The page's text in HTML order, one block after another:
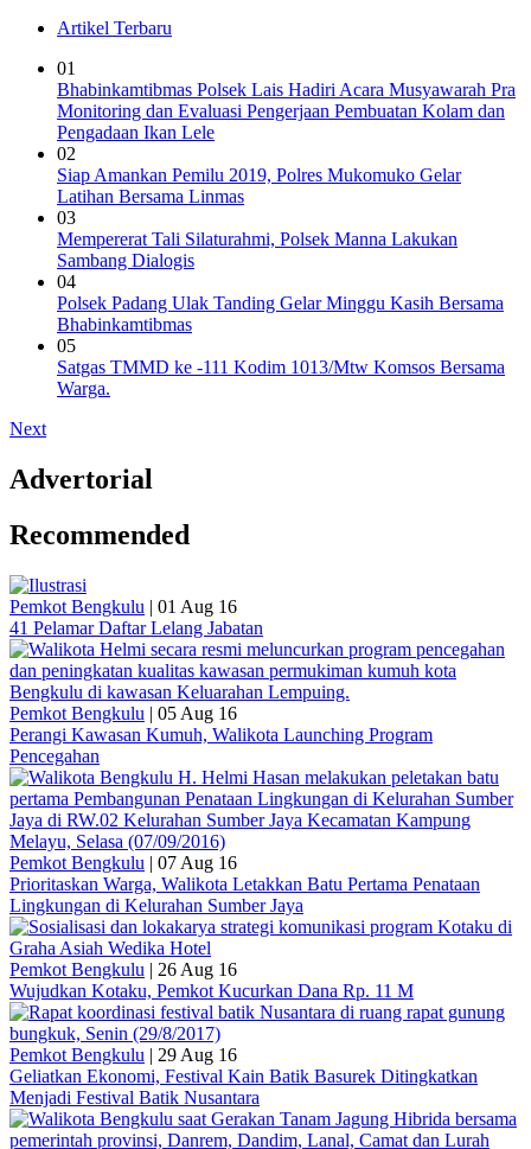
Artikel Terbaru
01
Bhabinkamtibmas Polsek Lais Hadiri Acara Musyawarah Pra
Monitoring dan Evaluasi Pengerjaan Pembuatan Kolam dan
Pengadaan Ikan Lele
02
Siap Amankan Pemilu 2019, Polres Mukomuko Gelar
Latihan Bersama Linmas
03
Mempererat Tali Silaturahmi, Polsek Manna Lakukan
Sambang Dialogis
04
Polsek Padang Ulak Tanding Gelar Minggu Kasih Bersama
Bhabinkamtibmas
05
Satgas TMMD ke -111 Kodim 1013/Mtw Komsos Bersama
Warga.
Next
Advertorial
Recommended
Pemkot Bengkulu | 01 Aug 16
41 Pelamar Daftar Lelang Jabatan
Pemkot Bengkulu | 05 Aug 16
Perangi Kawasan Kumuh, Walikota Launching Program
Pencegahan
Pemkot Bengkulu | 07 Aug 16
Prioritaskan Warga, Walikota Letakkan Batu Pertama Penataan
Lingkungan di Kelurahan Sumber Jaya
Pemkot Bengkulu | 26 Aug 16
Wujudkan Kotaku, Pemkot Kucurkan Dana Rp. 11 M
Pemkot Bengkulu | 29 Aug 16
Geliatkan Ekonomi, Festival Kain Batik Basurek Ditingkatkan
Menjadi Festival Batik Nusantara